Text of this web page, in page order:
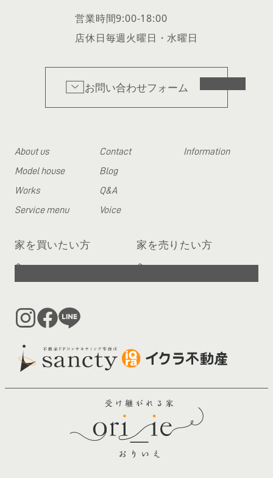
営業時間9:00-18:00
店休日毎週火曜日・水曜日
お問い合わせフォーム
About us
Model house
Works
Service menu
Contact
Blog
Q&A
Voice
Information
家を買いたい方
へ
家を売りたい方
へ